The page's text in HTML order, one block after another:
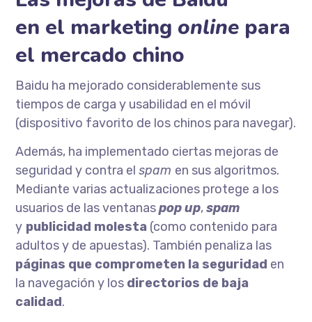
en el marketing online para
el mercado chino
Baidu ha mejorado considerablemente sus
tiempos de carga y usabilidad en el móvil
(dispositivo favorito de los chinos para navegar).
Además, ha implementado ciertas mejoras de
seguridad y contra elspam en sus algoritmos.
Mediante varias actualizaciones protege a los
usuarios de las ventanaspop up,spam
y publicidad molesta (como contenido para
adultos y de apuestas). También penaliza las
páginas que comprometen la seguridad en
la navegación y los directorios de baja
calidad.